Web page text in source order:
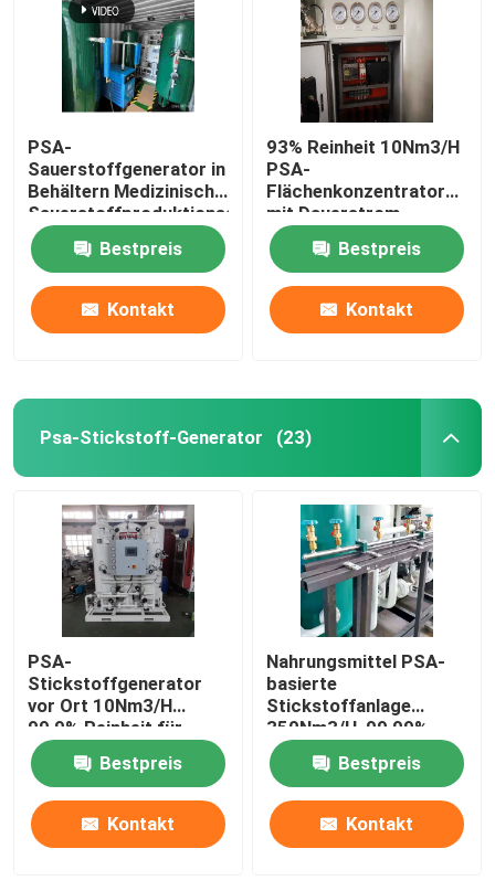
PSA-
Sauerstoffgenerator in
Behältern Medizinische
Sauerstoffproduktionsanlage
Krankenhaus
Bestpreis
Kontakt
93% Reinheit 10Nm3/H
PSA-
Flächenkonzentrator
mit Dauerstrom
Bestpreis
Kontakt
Psa-Stickstoff-Generator (23)
PSA-
Stickstoffgenerator
vor Ort 10Nm3/H
99,9% Reinheit für
Lebensmittel,
Metallurgie, Chemie
Bestpreis
Kontakt
Nahrungsmittel PSA-
basierte
Stickstoffanlage
350Nm3/H, 99,99%
Reinheit
Bestpreis
Kontakt